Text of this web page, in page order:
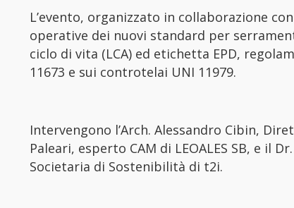
L’evento, organizzato in collaborazione
operative dei nuovi standard per
ciclo di vita (LCA) ed etichetta EPD,
11673 e sui controtelai UNI 11979.
Intervengono l’Arch. Alessandro Cibin,
Paleari, esperto CAM di LEOALES SB, e il
Societaria di Sostenibilità di t2i.